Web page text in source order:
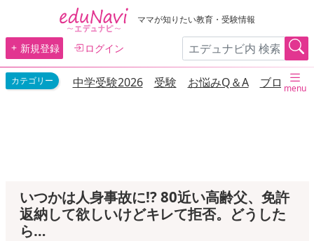
ママが知りたい教育・受験情報
新規登録 ログイン
中学受験2026 受験 お悩みQ＆A ブログmenu
いつかは人身事故に!? 80近い高齢父、免許
返納して欲しいけどキレて拒否。どうした
ら…